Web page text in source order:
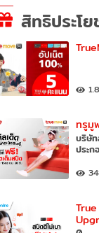
สิทธิประโ
ทรูมู
บริษั
ประก